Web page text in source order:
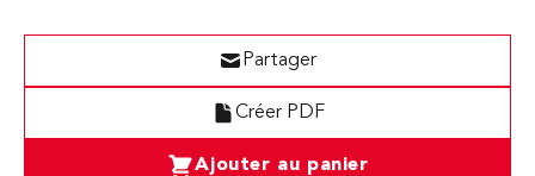
Ajouter au panier
Créer PDF
Partager